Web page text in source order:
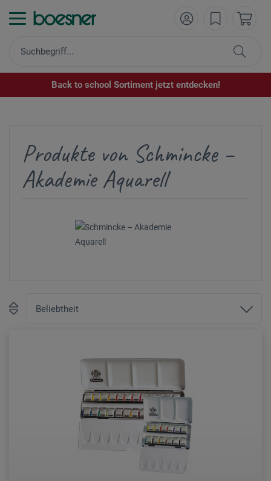
Back to school Sortiment jetzt entdecken!
Produkte von Schmincke –
Akademie Aquarell